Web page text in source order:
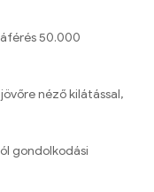
50.000
néző kilátással,
gondolkodási